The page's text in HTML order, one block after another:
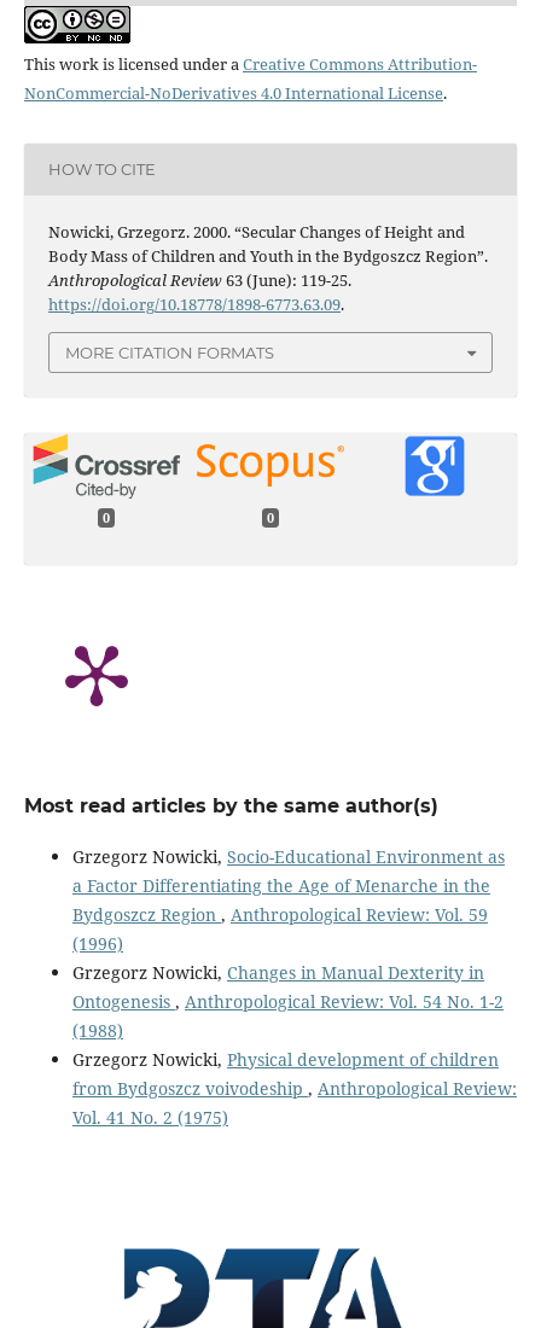
This work is licensed under a Creative Commons Attribution-
NonCommercial-NoDerivatives 4.0 International License.
HOW TO CITE
Nowicki, Grzegorz. 2000. “Secular Changes of Height and
Body Mass of Children and Youth in the Bydgoszcz Region”.
Anthropological Review63 (June): 119-25.
https://doi.org/10.18778/1898-6773.63.09.
MORE CITATION FORMATS
0 0
Most read articles by the same author(s)
Grzegorz Nowicki, Socio-Educational Environment as
a Factor Differentiating the Age of Menarche in the
Bydgoszcz Region , Anthropological Review: Vol. 59
(1996)
Grzegorz Nowicki, Changes in Manual Dexterity in
Ontogenesis , Anthropological Review: Vol. 54 No. 1-2
(1988)
Grzegorz Nowicki, Physical development of children
from Bydgoszcz voivodeship , Anthropological Review:
Vol. 41 No. 2 (1975)